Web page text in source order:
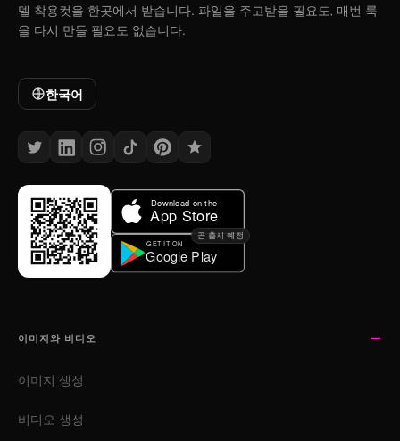
델 착용컷을 한곳에서 받습니다. 파일을 주고받을 필요도, 매번 룩
을 다시 만들 필요도 없습니다.
한국어
곧 출시 예정
이미지와 비디오
이미지 생성
비디오 생성